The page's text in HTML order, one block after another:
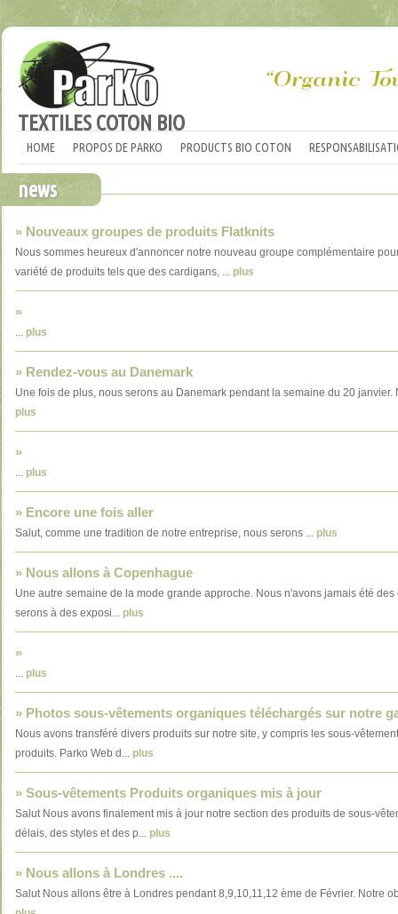
TEXTILES COTON BIO
HOME PROPOS DE PARKO PRODUCTS BIO COTON
news
» Nouveaux groupes de produits Flatknits
Nous sommes heureux d'annoncer notre nouveau groupe complémentaire
variété de produits tels que des cardigans, ... plus
»
... plus
» Rendez-vous au Danemark
Une fois de plus, nous serons au Danemark pendant la semaine du 20
plus
»
... plus
» Encore une fois aller
Salut, comme une tradition de notre entreprise, nous serons ... plus
» Nous allons à Copenhague
Une autre semaine de la mode grande approche. Nous n'avons jamais été
serons à des exposi... plus
»
... plus
» Photos sous-vêtements organiques téléchargés sur notre
Nous avons transféré divers produits sur notre site, y compris les sous-
produits. Parko Web d... plus
» Sous-vêtements Produits organiques mis à jour
Salut Nous avons finalement mis à jour notre section des produits de sous-
délais, des styles et des p... plus
» Nous allons à Londres ....
Salut Nous allons être à Londres pendant 8,9,10,11,12 ème de Février. Notre